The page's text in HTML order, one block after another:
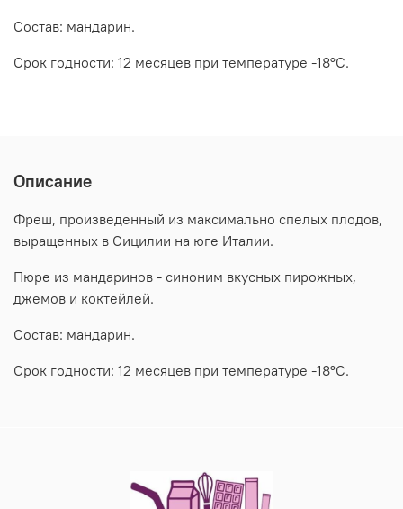
Состав: мандарин.
Срок годности: 12 месяцев при температуре -18°C.
Описание
Фреш, произведенный из максимально спелых плодов,
выращенных в Сицилии на юге Италии.
Пюре из мандаринов - синоним вкусных пирожных,
джемов и коктейлей.
Состав: мандарин.
Срок годности: 12 месяцев при температуре -18°C.